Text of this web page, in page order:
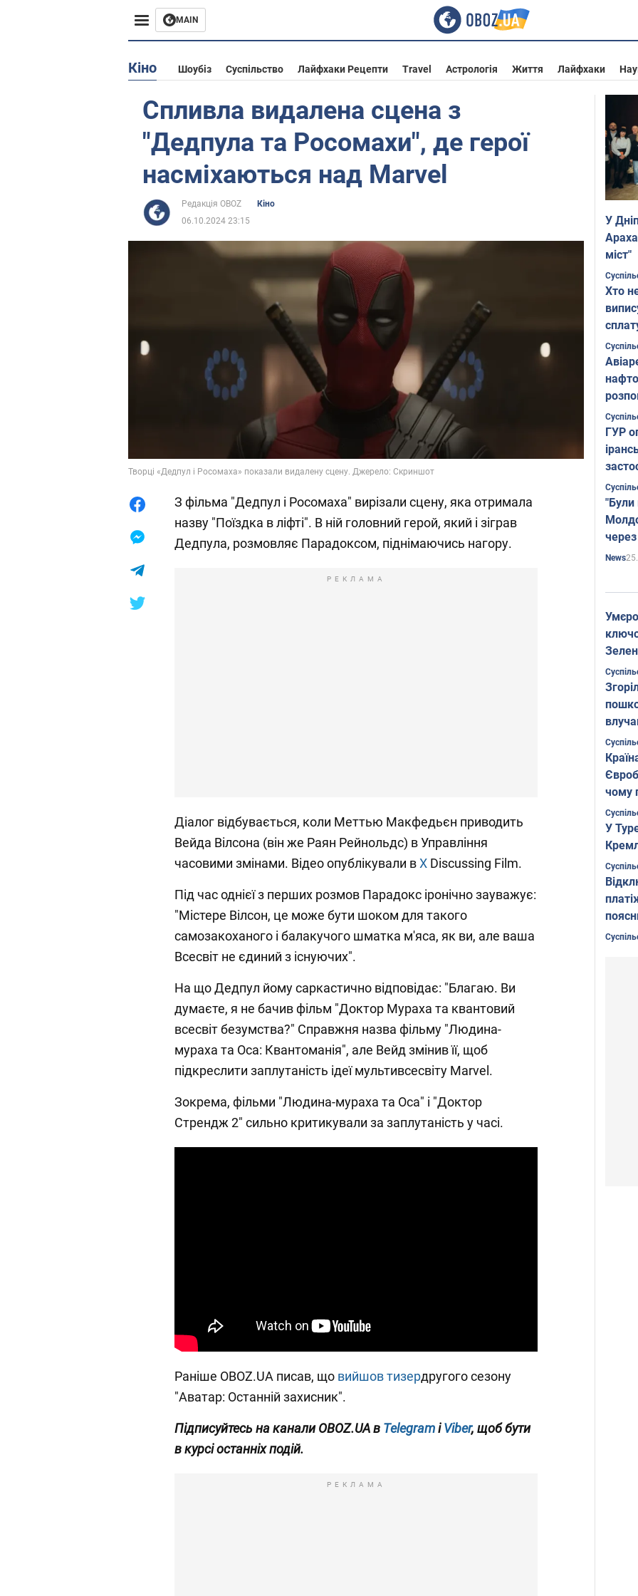
MAIN
Азія
Життя
Кіно Шоубіз Суспільство Лайфхаки Рецепти Travel Астрологія Життя Лайфхаки
Спливла видалена сцена з
"Дедпула та Росомахи", де герої
насміхаються над Marvel
Редакція OBOZ
Кіно
06.10.2024 23:15
Творці «Дедпул і Росомаха» показали видалену сцену. Джерело: Скриншот
З фільма "Дедпул і Росомаха" вирізали сцену, яка отримала
назву "Поїздка в ліфті". В ній головний герой, який і зіграв
Дедпула, розмовляє Парадоксом, піднімаючись нагору.
РЕКЛАМА
Діалог відбувається, коли Меттью Макфедьєн приводить
Вейда Вілсона (він же Раян Рейнольдс) в Управління
часовими змінами. Відео опублікували вХ Discussing Film.
Під час однієї з перших розмов Парадокс іронічно зауважує:
"Містере Вілсон, це може бути шоком для такого
самозакоханого і балакучого шматка м'яса, як ви, але ваша
Всесвіт не єдиний з існуючих".
На що Дедпул йому саркастично відповідає: "Благаю. Ви
думаєте, я не бачив фільм "Доктор Мураха та квантовий
всесвіт безумства?" Справжня назва фільму "Людина-
мураха та Оса: Квантоманія", але Вейд змінив її, щоб
підкреслити заплутаність ідеї мультивсесвіту Marvel.
Зокрема, фільми "Людина-мураха та Оса" і "Доктор
Стрендж 2" сильно критикували за заплутаність у часі.
Раніше OBOZ.UA писав, що вийшов тизердругого сезону
"Аватар: Останній захисник".
Підписуйтесь на канали OBOZ.UA в TelegramіViber, щоб бути
в курсі останніх подій.
РЕКЛАМА
У
міст"
Хто
ГУР
"Були
News
Фото
чому
У